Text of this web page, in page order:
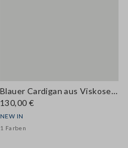
Blauer Cardigan aus Viskosemix mit Regular Fit
130,00 €
NEW IN
1 Farben